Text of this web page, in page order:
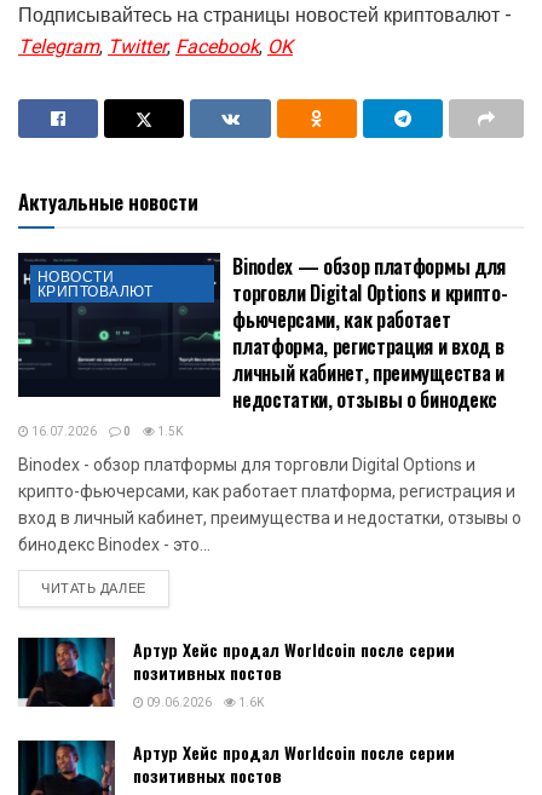
Подписывайтесь на страницы новостей криптовалют -
Telegram,Twitter,Facebook,OK
Актуальные новости
НОВОСТИ
КРИПТОВАЛЮТ
Binodex — обзор платформы для
торговли Digital Options и крипто-
фьючерсами, как работает
платформа, регистрация и вход в
личный кабинет, преимущества и
недостатки, отзывы о бинодекс
16.07.2026 0 1.5K
Binodex - обзор платформы для торговли Digital Options и
крипто-фьючерсами, как работает платформа, регистрация и
вход в личный кабинет, преимущества и недостатки, отзывы о
бинодекс Binodex - это...
ЧИТАТЬ ДАЛЕЕDETAILS
Артур Хейс продал Worldcoin после серии
позитивных постов
09.06.2026 1.6K
Артур Хейс продал Worldcoin после серии
позитивных постов